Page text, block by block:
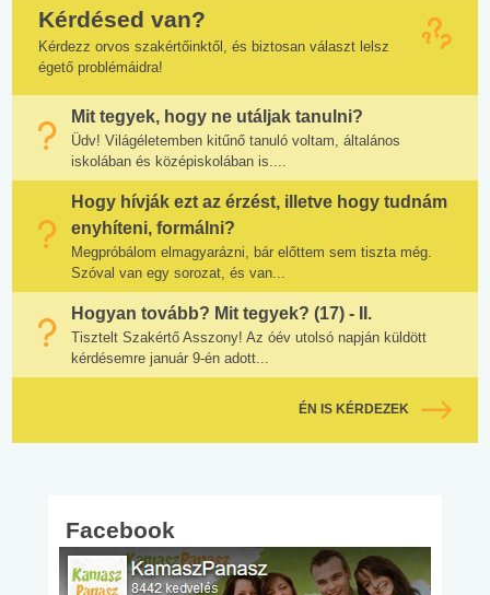
Kérdésed van?
Kérdezz orvos szakértőinktől, és biztosan választ lelsz
égető problémáidra!
Mit tegyek, hogy ne utáljak tanulni?
Üdv! Világéletemben kitűnő tanuló voltam, általános
iskolában és középiskolában is....
Hogy hívják ezt az érzést, illetve hogy tudnám
enyhíteni, formálni?
Megpróbálom elmagyarázni, bár előttem sem tiszta még.
Szóval van egy sorozat, és van...
Hogyan tovább? Mit tegyek? (17) - II.
Tisztelt Szakértő Asszony! Az óév utolsó napján küldött
kérdésemre január 9-én adott...
ÉN IS KÉRDEZEK
Facebook